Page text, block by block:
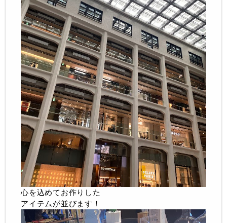
心を込めてお作りした
アイテムが並びます！